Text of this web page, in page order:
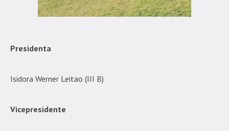
Presidenta
Isidora Werner Leitao (III B)
Vicepresidente